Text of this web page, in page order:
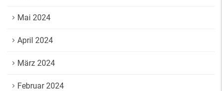
Mai 2024
April 2024
März 2024
Februar 2024